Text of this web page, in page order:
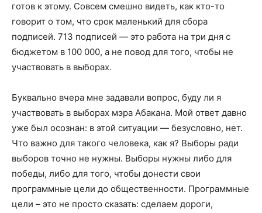
готов к этому. Совсем смешно видеть, как кто-то
говорит о том, что срок маленький для сбора
подписей. 713 подписей — это работа на три дня с
бюджетом в 100 000, а не повод для того, чтобы не
участвовать в выборах.
Буквально вчера мне задавали вопрос, буду ли я
участвовать в выборах мэра Абакана. Мой ответ давно
уже был осознан: в этой ситуации — безусловно, нет.
Что важно для такого человека, как я? Выборы ради
выборов точно не нужны. Выборы нужны либо для
победы, либо для того, чтобы донести свои
программные цели до общественности. Программные
цели – это не просто сказать: сделаем дороги,